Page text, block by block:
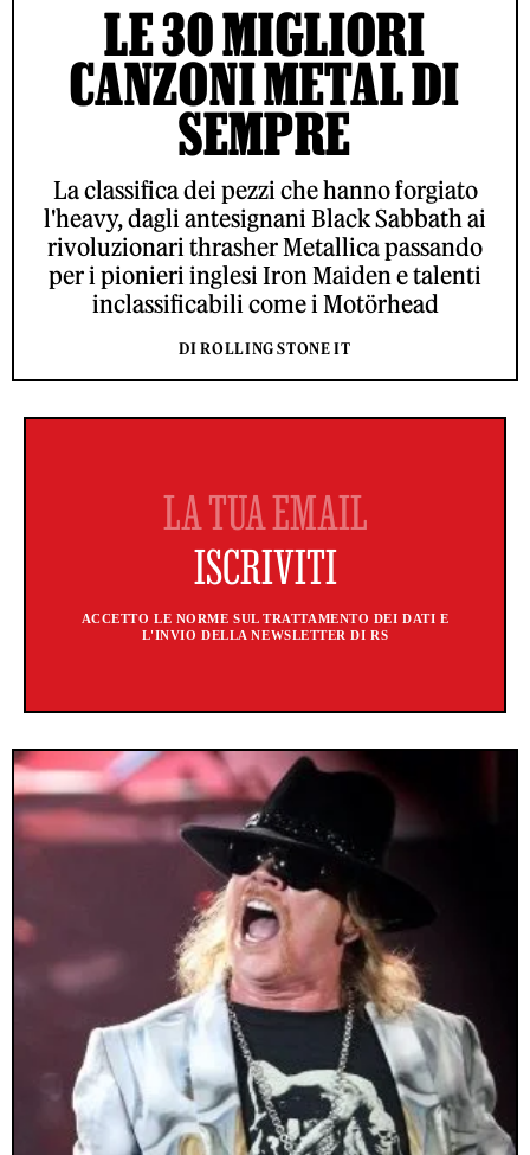
LE 30 MIGLIORI
CANZONI METAL DI
SEMPRE
La classifica dei pezzi che hanno forgiato
l'heavy, dagli antesignani Black Sabbath ai
rivoluzionari thrasher Metallica passando
per i pionieri inglesi Iron Maiden e talenti
inclassificabili come i Motörhead
DI ROLLING STONE IT
ACCETTO LE NORME SUL TRATTAMENTO DEI DATI E
L'INVIO DELLA NEWSLETTER DI RS